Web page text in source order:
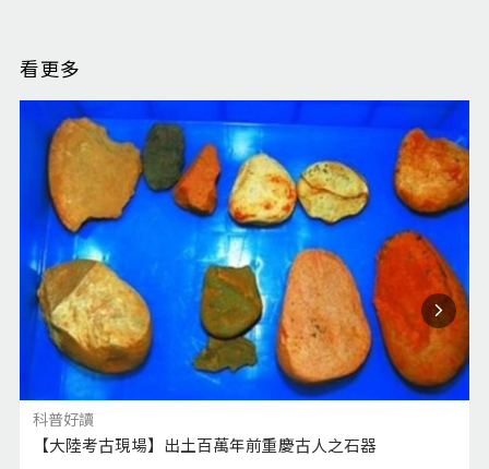
看更多
科普好讀
【大陸考古現場】出土百萬年前重慶古人之石器